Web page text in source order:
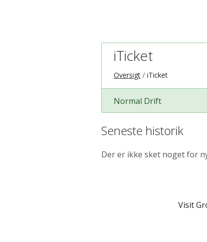
iTicket
Oversigt iTicket
Normal Drift
Seneste historik
Der er ikke sket noget for
Visit